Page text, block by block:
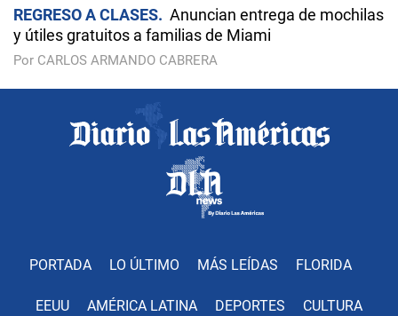
REGRESO A CLASES
Anuncian entrega de mochilas
y útiles gratuitos a familias de Miami
Por CARLOS ARMANDO CABRERA
PORTADA LO ÚLTIMO MÁS LEÍDAS FLORIDA
EEUU AMÉRICA LATINA DEPORTES CULTURA